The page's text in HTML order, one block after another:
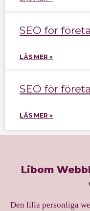
SEO för
LÄS MER »
SEO för
LÄS MER »
Libom
Den lilla personliga